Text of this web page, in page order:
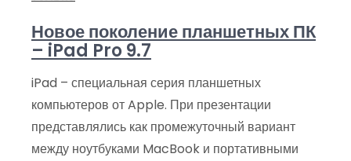
Новое поколение планшетных ПК
– iPad Pro 9.7
iPad – специальная серия планшетных
компьютеров от Apple. При презентации
представлялись как промежуточный вариант
между ноутбуками MacBook и портативными